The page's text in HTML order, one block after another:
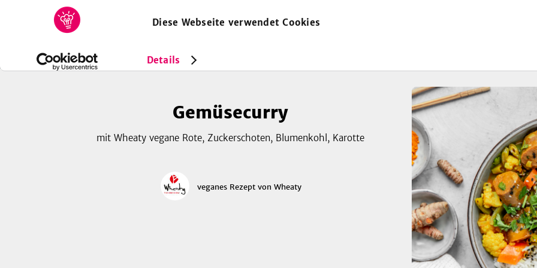
Diese Webseite verwendet Cookies
Details
REZEPTE SAMMLUNGEN MAGAZIN
Rezepte Vegan Gemüsecurry
Gemüsecurry
mit Wheaty vegane Rote, Zuckerschoten, Blumenkohl, Karotte
veganes Rezeptvon Wheaty